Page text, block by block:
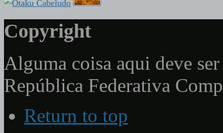
Copyright
Alguma coisa aqui deve
República Federativa
Return to top